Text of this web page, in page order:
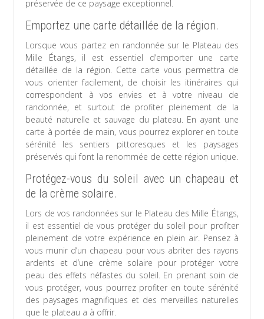
préservée de ce paysage exceptionnel.
Emportez une carte détaillée de la région.
Lorsque vous partez en randonnée sur le Plateau des
Mille Étangs, il est essentiel d’emporter une carte
détaillée de la région. Cette carte vous permettra de
vous orienter facilement, de choisir les itinéraires qui
correspondent à vos envies et à votre niveau de
randonnée, et surtout de profiter pleinement de la
beauté naturelle et sauvage du plateau. En ayant une
carte à portée de main, vous pourrez explorer en toute
sérénité les sentiers pittoresques et les paysages
préservés qui font la renommée de cette région unique.
Protégez-vous du soleil avec un chapeau et
de la crème solaire.
Lors de vos randonnées sur le Plateau des Mille Étangs,
il est essentiel de vous protéger du soleil pour profiter
pleinement de votre expérience en plein air. Pensez à
vous munir d’un chapeau pour vous abriter des rayons
ardents et d’une crème solaire pour protéger votre
peau des effets néfastes du soleil. En prenant soin de
vous protéger, vous pourrez profiter en toute sérénité
des paysages magnifiques et des merveilles naturelles
que le plateau a à offrir.